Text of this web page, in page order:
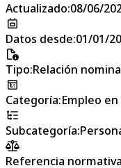
Actualizado:08/06/
Datos desde:01/01/
Tipo:Relación
Categoría:Empleo
Subcategoría:
Referencia